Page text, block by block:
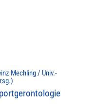
Mechling / Univ.-